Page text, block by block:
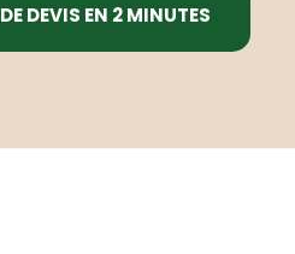
DEVIS EN 2 MINUTES